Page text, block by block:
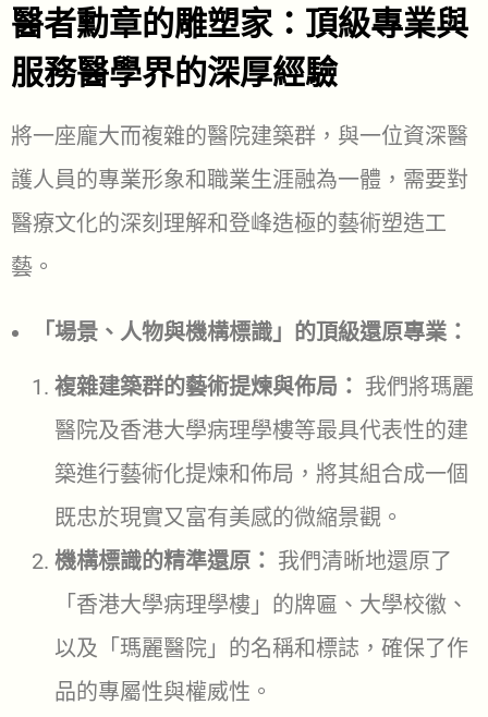
醫者勳章的雕塑家：頂級專業與
服務醫學界的深厚經驗
將一座龐大而複雜的醫院建築群，與一位資深醫
護人員的專業形象和職業生涯融為一體，需要對
醫療文化的深刻理解和登峰造極的藝術塑造工
藝。
「場景、人物與機構標識」的頂級還原專業：
複雜建築群的藝術提煉與佈局： 我們將瑪麗
醫院及香港大學病理學樓等最具代表性的建
築進行藝術化提煉和佈局，將其組合成一個
既忠於現實又富有美感的微縮景觀。
機構標識的精準還原： 我們清晰地還原了
「香港大學病理學樓」的牌匾、大學校徽、
以及「瑪麗醫院」的名稱和標誌，確保了作
品的專屬性與權威性。